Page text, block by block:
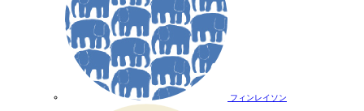
フィンレイソン